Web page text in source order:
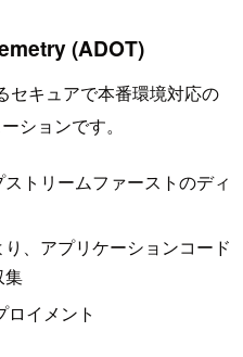
(ADOT)
セキュアで本番環境対応の
ションです。
トリームファーストのディ
り、アプリケーションコード
集
ロイメント